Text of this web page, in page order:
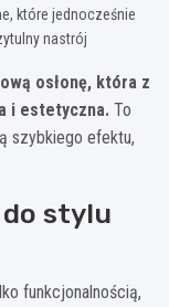
które jednocześnie
nastrój
osłonę, która z
i estetyczna. To
szybkiego efektu,
do stylu
funkcjonalnością,